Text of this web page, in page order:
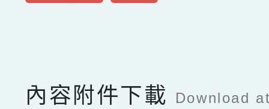
內容附件下載 Download